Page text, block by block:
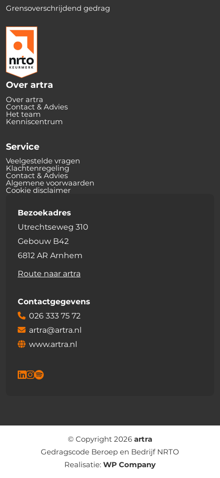
Grensoverschrijdend gedrag
Over artra
Over artra
Contact & Advies
Het team
Kenniscentrum
Service
Veelgestelde vragen
Klachtenregeling
Contact & Advies
Algemene voorwaarden
Cookie disclaimer
Bezoekadres
Utrechtseweg 310
Gebouw B42
6812 AR Arnhem
Route naar artra
Contactgegevens
026 333 75 72
artra@artra.nl
www.artra.nl
© Copyright 2026 artra
Gedragscode Beroep en Bedrijf NRTO
Realisatie: WP Company